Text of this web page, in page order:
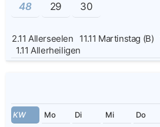
48 29 30
2.11 Allerseelen 11.11 Martinstag (B)
1.11 Allerheiligen
KW Mo Di Mi Do